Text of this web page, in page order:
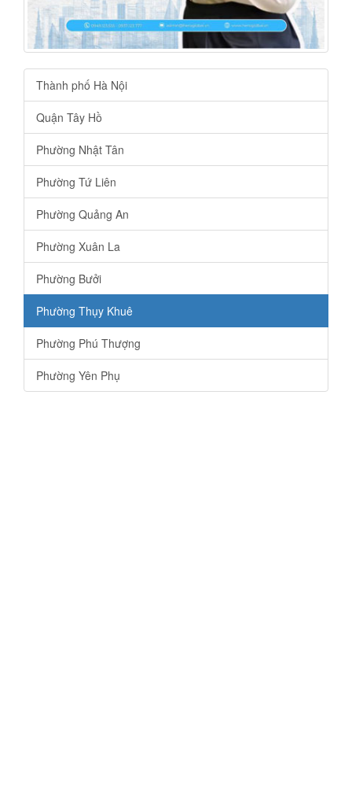
Thành phố Hà Nội
Quận Tây Hồ
Phường Nhật Tân
Phường Tứ Liên
Phường Quảng An
Phường Xuân La
Phường Bưởi
Phường Thụy Khuê
Phường Phú Thượng
Phường Yên Phụ